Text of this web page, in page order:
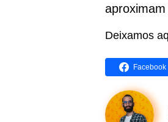
Deixamos
Facebook